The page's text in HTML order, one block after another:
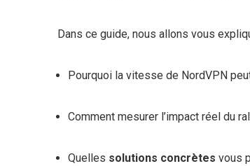
Dans ce guide, nous allons vous
Pourquoi la vitesse de NordVPN
Comment mesurer l’impact réel du
Quelles solutions concrètes vous